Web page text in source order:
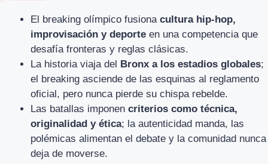
El breaking olímpico fusiona cultura hip-hop,
improvisación y deporte en una competencia que
desafía fronteras y reglas clásicas.
La historia viaja del Bronx a los estadios globales;
el breaking asciende de las esquinas al reglamento
oficial, pero nunca pierde su chispa rebelde.
Las batallas imponen criterios como técnica,
originalidad y ética; la autenticidad manda, las
polémicas alimentan el debate y la comunidad nunca
deja de moverse.